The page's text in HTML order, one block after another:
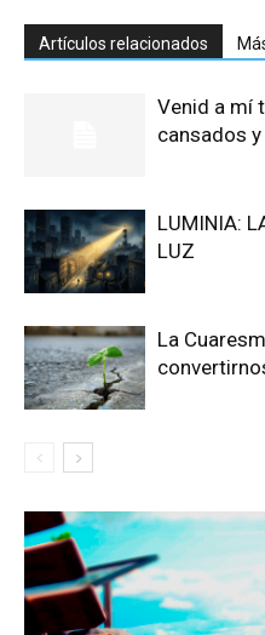
Artículos relacionados
Venid a mí
cansados
LUMINIA:
LUZ
La